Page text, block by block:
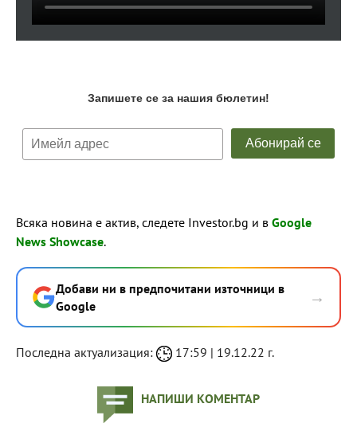
Всяка новина е актив, следете Investor.bg и в Google
News Showcase.
Добави ни в предпочитани източници в
Google
→
Последна актуализация: 17:59 | 19.12.22 г.
НАПИШИ КОМЕНТАР